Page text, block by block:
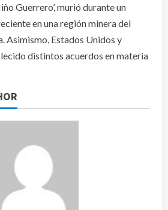
Guerrero’, murió durante un
en una región minera del
Asimismo, Estados Unidos y
distintos acuerdos en materia